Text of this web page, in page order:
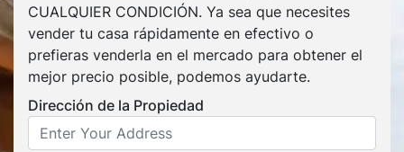
CUALQUIER CONDICIÓN. Ya sea que necesites
vender tu casa rápidamente en efectivo o
prefieras venderla en el mercado para obtener el
mejor precio posible, podemos ayudarte.
Dirección de la Propiedad